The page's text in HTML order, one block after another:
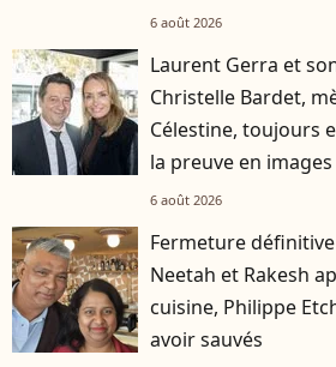
6 août 2026
Laurent Gerra et
Christelle Bardet,
Célestine, toujours
la preuve en images
6 août 2026
Fermeture
Neetah et Rakesh
cuisine, Philippe
avoir sauvés